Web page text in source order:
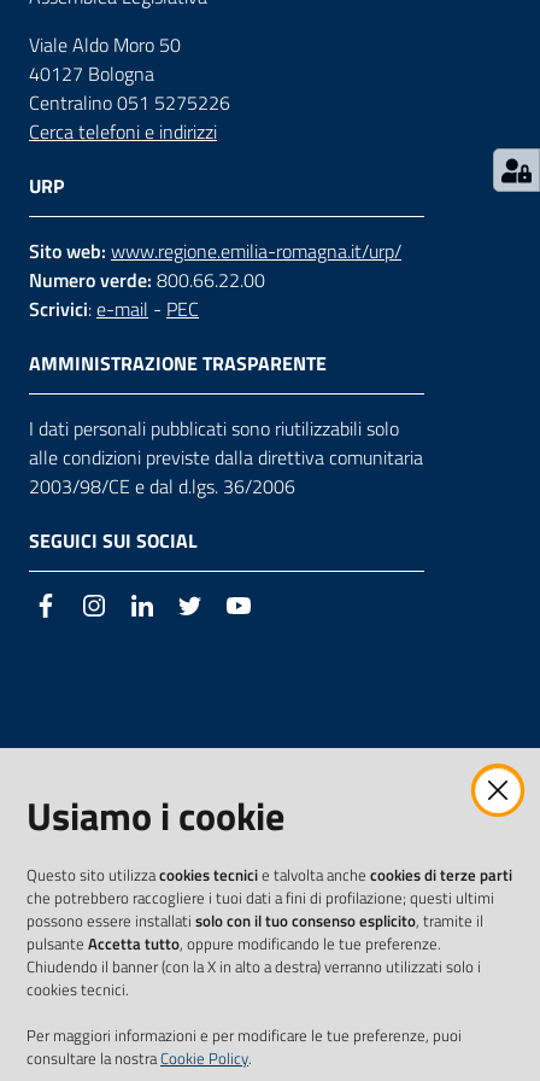
Contatti
su
Viale Aldo Moro 50
40127 Bologna
Centralino 051 5275226
Cerca telefoni e indirizzi
URP
Sito web: www.regione.emilia-romagna.it/urp/
Numero verde: 800.66.22.00
Scrivici:e-mail - PEC
AMMINISTRAZIONE TRASPARENTE
I dati personali pubblicati sono riutilizzabili solo
alle condizioni previste dalla direttiva comunitaria
2003/98/CE e dal d.lgs. 36/2006
SEGUICI SUI SOCIAL
FacebookInstagramLinkedIn Twitter
Usiamo i cookie
Questo sito utilizzacookies tecnicie talvolta anche cookies di terze parti
che potrebbero raccogliere i tuoi dati a fini di profilazione; questi ultimi
possono essere installati solo con il tuo consenso esplicito, tramite il
pulsante Accetta tutto, oppure modificando le tue preferenze.
Chiudendo il banner (con la X in alto a destra) verranno utilizzati solo i
cookies tecnici.
Per maggiori informazioni e per modificare le tue preferenze, puoi
consultare la nostraCookie Policy.